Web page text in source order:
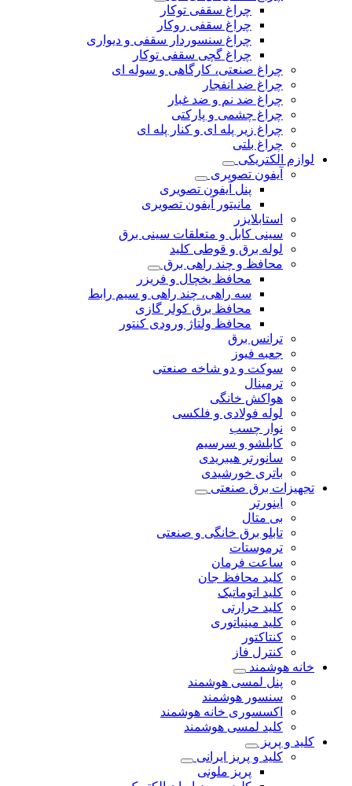
چراغ سقفی توکار
چراغ سقفی روکار
چراغ سنسوردار سقفی و دیواری
چراغ گچی سقفی توکار
چراغ صنعتی، کارگاهی و سوله ای
چراغ ضد انفجار
چراغ ضد نم و ضد غبار
چراغ چشمی و پارکتی
چراغ‌ زیر‌ پله‌ ای و کنار‌ پله‌ ای
چراغ بلتی
لوازم الکتریکی
آیفون تصویری
پنل آیفون تصویری
مانیتور آیفون تصویری
استابلایزر
سینی کابل و متعلقات سینی برق
لوله برق و قوطی کلید
محافظ و چند راهی برق
محافظ یخچال و فریزر
سه راهی، چند راهی و سیم رابط
محافظ برق کولر گازی
محافظ ولتاژ ورودی کنتور
ترانس برق
جعبه فیوز
سوکت و دو شاخه صنعتی
ترمینال
هواکش خانگی
لوله فولادی و فلکسی
نوار چسب
کابلشو و سرسیم
سانورتر هیبریدی
باتری خورشیدی
تجهیزات برق صنعتی
اینورتر
بی متال
تابلو برق خانگی و صنعتی
ترموستات
ساعت فرمان
کلید محافظ جان
کلید اتوماتیک
کلید حرارتی
کلید مینیاتوری
کنتاکتور
کنترل فاز
خانه هوشمند
پنل لمسی هوشمند
سنسور هوشمند
اکسسوری خانه هوشمند
کلید لمسی هوشمند
کلید و پریز
کلید و پریز ایرانی
پریز ملونی